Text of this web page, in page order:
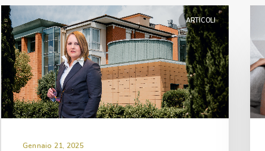
ARTICOLI
Gennaio 21, 2025